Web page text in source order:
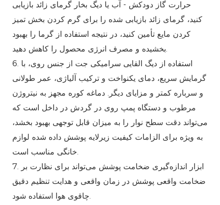
حرارت گاز دودکش - آب یا دیگ بخار گرمای زائد بازیابی
کنید، گرمای زائد بازیابی شده را برای گرم کردن بخش تمیز
کردن مایع تأمین کنید، در نتیجه استفاده از گرما را بهبود
بخشیده و مصرف انرژی محصول را کاهش دهید.
6. استفاده از دیگ القایی سرامیکی جت از جنس روی، با
گرمایش سریع، دمای یکنواخت و ترکیب آلیاژی، عمر طولانی
و سرباره کمتر و مزایای دیگر. دماغه کوره مجهز به نیتروژن
مرطوب و دستگاه پمپ روی در گردش در داخل است که
می‌تواند دقت سطح نوار را به میزان قابل توجهی بهبود بخشد،
به ویژه برای الزامات کیفیت زیرلایه پوشش داده شده لوازم
خانگی مناسب است.
7. ابزار اندازه‌گیری ضخامت پوشش می‌تواند برای نظارت بر
ضخامت واقعی پوشش در زمان واقعی و هدایت تنظیم دقیق
چاقوی هوا استفاده شود.